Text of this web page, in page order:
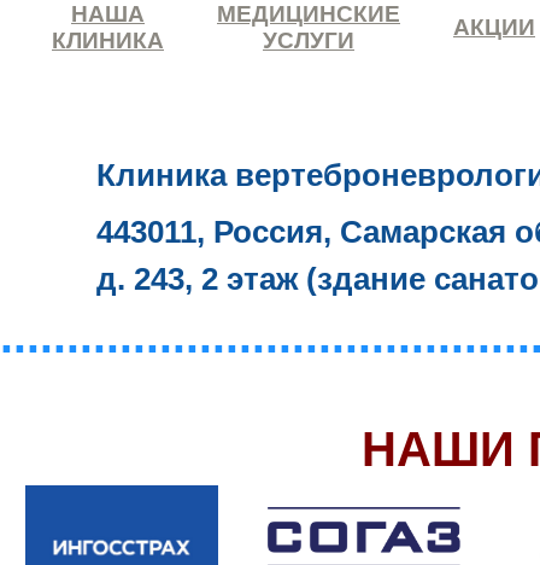
НАША
КЛИНИКА
МЕДИЦИНСКИЕ
УСЛУГИ
АКЦИИ
Клиника
443011, Россия, Самарская
д. 243, 2 этаж (здание
НАШИ